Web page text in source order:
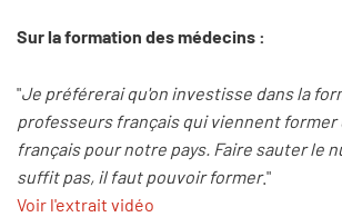
Sur la formation des médecins :
"Je préférerai qu'on investisse dans la
professeurs français qui viennent former
français pour notre pays. Faire sauter le
suffit pas, il faut pouvoir former."
Voir l'extrait vidéo